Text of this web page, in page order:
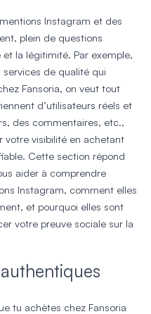
Instagram et des
plein de questions
la légitimité. Par exemple,
services de qualité qui
Fansoria, on veut tout
d’utilisateurs réels et
des commentaires, etc.,
votre visibilité en achetant
Cette section répond
aider à comprendre
Instagram, comment elles
et pourquoi elles sont
votre preuve sociale sur la
tu achètes chez Fansoria